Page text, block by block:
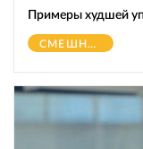
Примеры худшей
СМЕШНОЕ